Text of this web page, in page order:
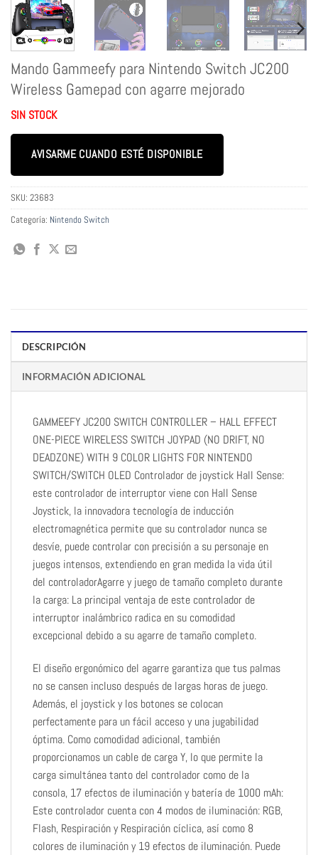
Mando Gammeefy para Nintendo Switch JC200
Wireless Gamepad con agarre mejorado
SIN STOCK
AVISARME CUANDO ESTÉ DISPONIBLE
SKU: 23683
Categoría: Nintendo Switch
DESCRIPCIÓN
INFORMACIÓN ADICIONAL
GAMMEEFY JC200 SWITCH CONTROLLER – HALL EFFECT
ONE-PIECE WIRELESS SWITCH JOYPAD (NO DRIFT, NO
DEADZONE) WITH 9 COLOR LIGHTS FOR NINTENDO
SWITCH/SWITCH OLED Controlador de joystick Hall Sense:
este controlador de interruptor viene con Hall Sense
Joystick, la innovadora tecnología de inducción
electromagnética permite que su controlador nunca se
desvíe, puede controlar con precisión a su personaje en
juegos intensos, extendiendo en gran medida la vida útil
del controladorAgarre y juego de tamaño completo durante
la carga: La principal ventaja de este controlador de
interruptor inalámbrico radica en su comodidad
excepcional debido a su agarre de tamaño completo.
El diseño ergonómico del agarre garantiza que tus palmas
no se cansen incluso después de largas horas de juego.
Además, el joystick y los botones se colocan
perfectamente para un fácil acceso y una jugabilidad
óptima. Como comodidad adicional, también
proporcionamos un cable de carga Y, lo que permite la
carga simultánea tanto del controlador como de la
consola, 17 efectos de iluminación y batería de 1000 mAh:
Este controlador cuenta con 4 modos de iluminación: RGB,
Flash, Respiración y Respiración cíclica, así como 8
colores de iluminación y 19 efectos de iluminación. Puede